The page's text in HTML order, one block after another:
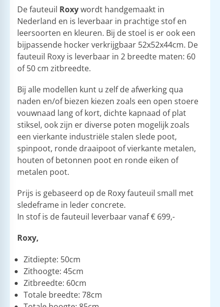
De fauteuil Roxywordt handgemaakt in
Nederland en is leverbaar in prachtige stof en
leersoorten en kleuren. Bij de stoel is er ook een
bijpassende hocker verkrijgbaar 52x52x44cm. De
fauteuil Roxy is leverbaar in 2 breedte maten: 60
of 50 cm zitbreedte.
Bij alle modellen kunt u zelf de afwerking qua
naden en/of biezen kiezen zoals een open stoere
vouwnaad lang of kort, dichte kapnaad of plat
stiksel, ook zijn er diverse poten mogelijk zoals
een vierkante industriële stalen slede poot,
spinpoot, ronde draaipoot of vierkante metalen,
houten of betonnen poot en ronde eiken of
metalen poot.
Prijs is gebaseerd op de Roxy fauteuil small met
sledeframe in leder concrete.
​In stof is de fauteuil leverbaar vanaf € 699,-
Roxy,
Zitdiepte: 50cm
Zithoogte: 45cm
Zitbreedte: 60cm
Totale breedte: 78cm